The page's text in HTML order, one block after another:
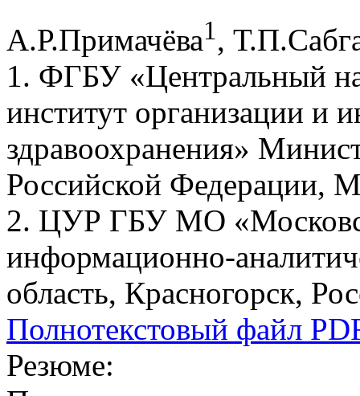
А.Р.Примачёва1,
1. ФГБУ «Центральный
институт организации и
здравоохранения»
Российской Федерации,
2. ЦУР ГБУ МО
информационно-
область, Красногорск,
Полнотекстовый файл
Резюме: